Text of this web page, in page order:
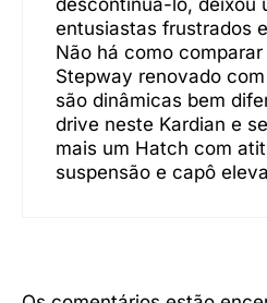
descontinuá-lo, deixou
entusiastas frustrados
Não há como
Stepway renovado
são dinâmicas bem
drive neste Kardian e
mais um Hatch com
suspensão e capô